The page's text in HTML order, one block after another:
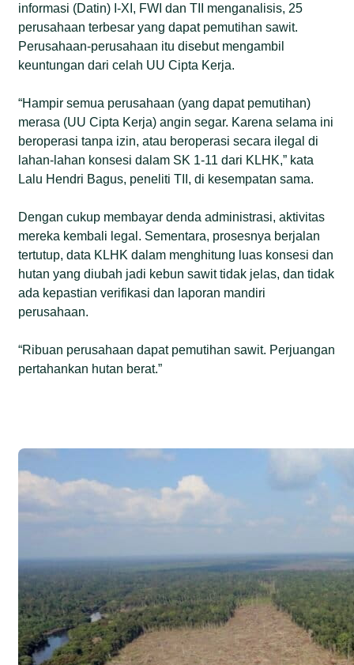
informasi (Datin) I-XI, FWI dan TII menganalisis, 25
perusahaan terbesar yang dapat pemutihan sawit.
Perusahaan-perusahaan itu disebut mengambil
keuntungan dari celah UU Cipta Kerja.
“Hampir semua perusahaan (yang dapat pemutihan)
merasa (UU Cipta Kerja) angin segar. Karena selama ini
beroperasi tanpa izin, atau beroperasi secara ilegal di
lahan-lahan konsesi dalam SK 1-11 dari KLHK,” kata
Lalu Hendri Bagus, peneliti TII, di kesempatan sama.
Dengan cukup membayar denda administrasi, aktivitas
mereka kembali legal. Sementara, prosesnya berjalan
tertutup, data KLHK dalam menghitung luas konsesi dan
hutan yang diubah jadi kebun sawit tidak jelas, dan tidak
ada kepastian verifikasi dan laporan mandiri
perusahaan.
“Ribuan perusahaan dapat pemutihan sawit. Perjuangan
pertahankan hutan berat.”